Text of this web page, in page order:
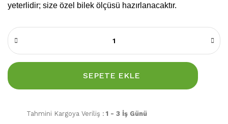
yeterlidir; size özel bilek ölçüsü hazırlanacaktır.
SEPETE EKLE
Tahmini Kargoya Veriliş : 1 - 3 İş Günü